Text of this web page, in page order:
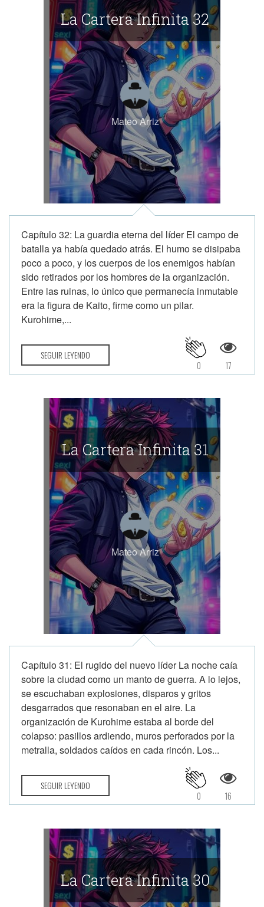
La Cartera Infinita 32
Mateo Arriz
Capítulo 32: La guardia eterna del líder El campo de
batalla ya había quedado atrás. El humo se disipaba
poco a poco, y los cuerpos de los enemigos habían
sido retirados por los hombres de la organización.
Entre las ruinas, lo único que permanecía inmutable
era la figura de Kaito, firme como un pilar.
Kurohime,...
SEGUIR LEYENDO
17
0
La Cartera Infinita 31
Mateo Arriz
Capítulo 31: El rugido del nuevo líder La noche caía
sobre la ciudad como un manto de guerra. A lo lejos,
se escuchaban explosiones, disparos y gritos
desgarrados que resonaban en el aire. La
organización de Kurohime estaba al borde del
colapso: pasillos ardiendo, muros perforados por la
metralla, soldados caídos en cada rincón. Los...
SEGUIR LEYENDO
16
0
La Cartera Infinita 30